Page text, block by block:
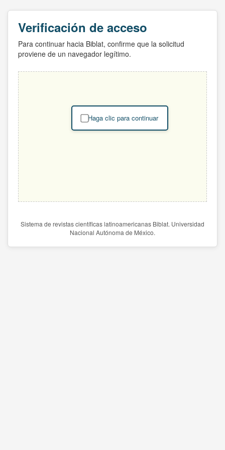
Verificación de acceso
Para continuar hacia Biblat, confirme que la solicitud
proviene de un navegador legítimo.
Haga clic para continuar
Sistema de revistas científicas latinoamericanas Biblat. Universidad
Nacional Autónoma de México.